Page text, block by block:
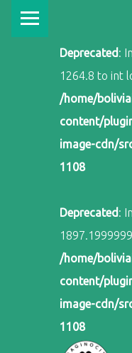
Deprecated:
1264.8 to int
/home/
content/
image-cdn/
1108
Deprecated:
/home/
content/
image-cdn/
1108